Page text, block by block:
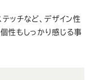
ッチなど、デザイン性
性もしっかり感じる事